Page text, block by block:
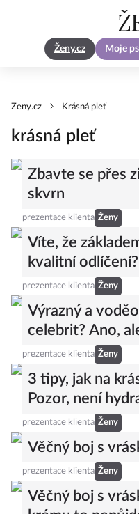
Ženy.cz Moje
Zeny.cz Krásná pleť
krásná pleť
Zbavte se přes
skvrn
prezentace klienta Ženy
Víte, že
kvalitní odlíčení?
prezentace klienta Ženy
Výrazný a
celebrit? Ano,
prezentace klienta Ženy
3 tipy, jak na
Pozor, není
prezentace klienta Ženy
Věčný boj s
prezentace klienta Ženy
Věčný boj s